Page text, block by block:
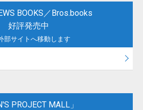
BOOKS／Bros.books
好評発売中
サイトへ移動します
PROJECT MALL」